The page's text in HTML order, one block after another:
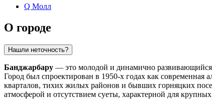
Q Молл
О городе
Нашли неточность?
Банджарбару — это молодой и динамично
Город был спроектирован в 1950-х годах как современная
кварталов, тихих жилых районов и бывших горняцких
атмосферой и отсутствием суеты, характерной для